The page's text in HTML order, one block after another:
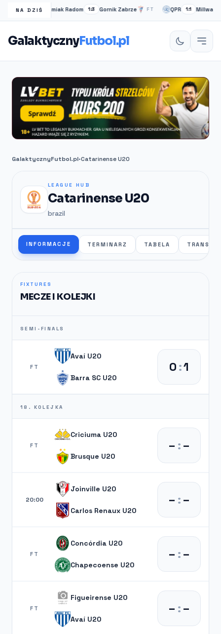
NA DZIŚRadomiak Radom 1:3 Gornik Zabrze FT QPR 1:1 Millwall
GalaktycznyFutbol.pl
GalaktycznyFutbol.pl•Catarinense U20
LEAGUE HUB
Catarinense U20
brazil
INFORMACJE TERMINARZ TABELA
FIXTURES
MECZE I KOLEJKI
SEMI-FINALS
FT
Avaí U20
Barra SC U20
0:1
18. KOLEJKA
FT
Criciuma U20
Brusque U20
– :–
20:00
Joinville U20
Carlos Renaux U20
– :–
FT
Concórdia U20
Chapecoense U20
– :–
FT
Figueirense U20
Avaí U20
– :–